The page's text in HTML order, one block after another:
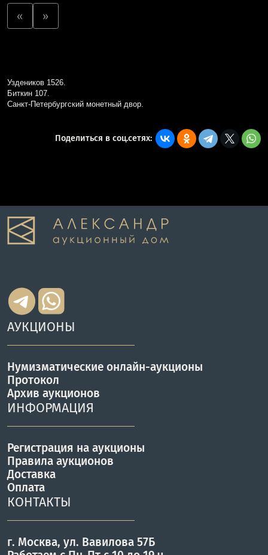
« »
Уздеников 1526.
Биткин 107.
Санкт-Петербургский монетный двор.
Поделиться в соц.сетях:
АУКЦИОНЫ
Нумизматические онлайн-аукционы
Протокол
Архив аукционов
ИНФОРМАЦИЯ
Регистрация на аукционы
Правила аукционов
Доставка
Оплата
КОНТАКТЫ
г. Москва, ул. Вавилова 57Б